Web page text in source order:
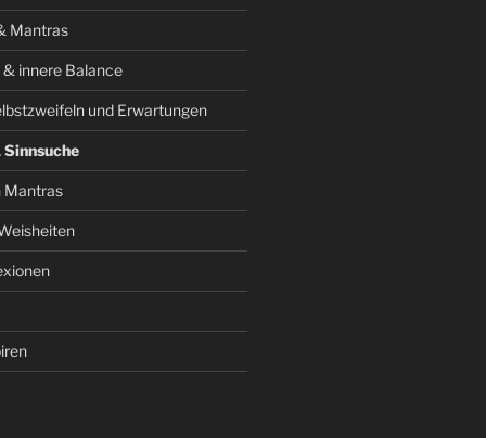
Mantras
innere Balance
und Erwartungen
Mantras